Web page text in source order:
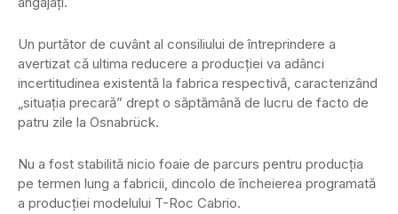
Un purtător de cuvânt al consiliului de întreprindere a
avertizat că ultima reducere a producției va adânci
incertitudinea existentă la fabrica respectivă, caracterizând
„situația precară” drept o săptămână de lucru de facto de
patru zile la Osnabrück.
Nu a fost stabilită nicio foaie de parcurs pentru producția
pe termen lung a fabricii, dincolo de încheierea programată
a producției modelului T-Roc Cabrio.